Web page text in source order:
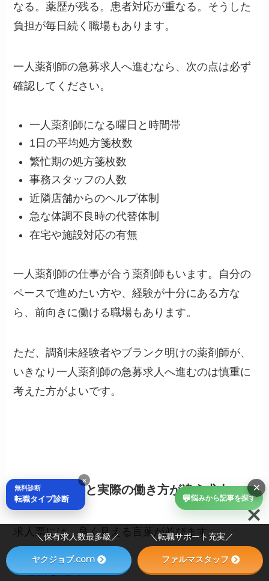
なる。薬歴が残る。患者対応が重なる。そうした
負担が毎日続く職場もあります。
一人薬剤師の急募求人へ進むなら、次の点は必ず
確認してください。
一人薬剤師になる曜日と時間帯
1日の平均処方箋枚数
繁忙期の処方箋枚数
事務スタッフの人数
近隣店舗からのヘルプ体制
急な体調不良時の代替体制
在宅や施設対応の有無
一人薬剤師の仕事が合う薬剤師もいます。自分の
ペースで進めたい方や、経験が十分にある方な
ら、前向きに働ける職場もあります。
ただ、調剤未経験者やブランク明けの薬剤師が、
いきなり一人薬剤師の急募求人へ進むのは慎重に
考えた方がよいです。
求人票の条件と実際の働き方が違う求人
求人票には、良く見える言葉が並びます。
残業少なめ
💬悩みから記事を探す
×
×
無料診断
転職タイプ診断
＼保有求人数最多級／ ＼転職サポート充実／
ヤクジョブ.com ファルマスタッフ